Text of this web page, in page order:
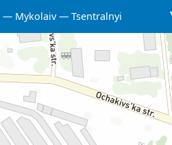
Mykolaiv Tsentralnyi